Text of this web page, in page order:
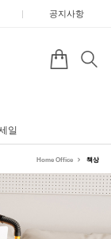
| 공지사항
일
Home Office 책상